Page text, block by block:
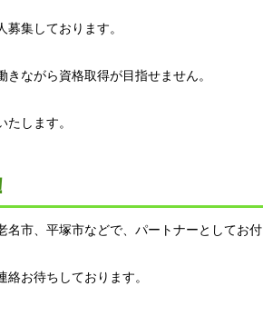
集しております。
ながら資格取得が目指せません。
します。
市、平塚市などで、パートナーとしてお付
絡お待ちしております。